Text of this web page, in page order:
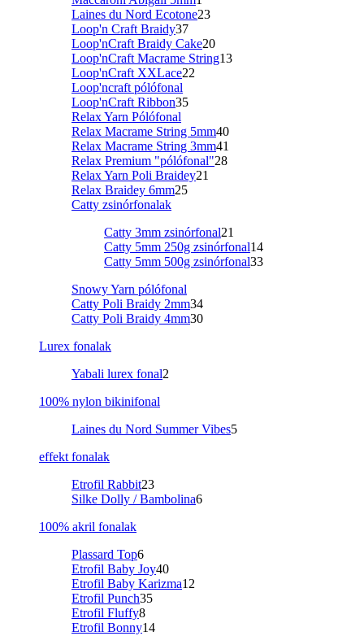
Laines du Nord Ecotone23
Loop'n Craft Braidy37
Loop'nCraft Braidy Cake20
Loop'nCraft Macrame String13
Loop'nCraft XXLace22
Loop'ncraft pólófonal
Loop'nCraft Ribbon35
Relax Yarn Pólófonal
Relax Macrame String 5mm40
Relax Macrame String 3mm41
Relax Premium "pólófonal"28
Relax Yarn Poli Braidey21
Relax Braidey 6mm25
Catty zsinórfonalak
Catty 3mm zsinórfonal21
Catty 5mm 250g zsinórfonal14
Catty 5mm 500g zsinórfonal33
Snowy Yarn pólófonal
Catty Poli Braidy 2mm34
Catty Poli Braidy 4mm30
Lurex fonalak
Yabali lurex fonal2
100% nylon bikinifonal
Laines du Nord Summer Vibes5
effekt fonalak
Etrofil Rabbit23
Silke Dolly / Bambolina6
100% akril fonalak
Plassard Top6
Etrofil Baby Joy40
Etrofil Baby Karizma12
Etrofil Punch35
Etrofil Fluffy8
Etrofil Bonny14